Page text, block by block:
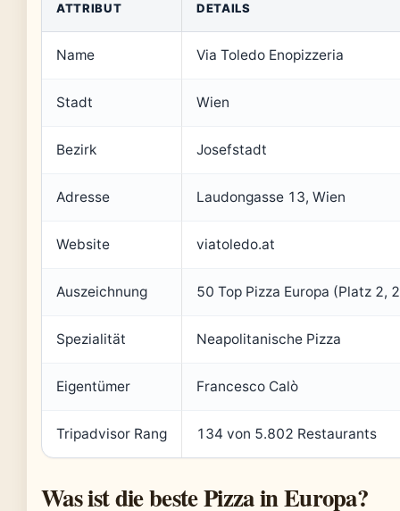
ATTRIBUT DETAILS
Name Via Toledo Enopizzeria
Stadt Wien
Bezirk Josefstadt
Adresse Laudongasse 13, Wien
Website viatoledo.at
Auszeichnung 50 Top Pizza Europa (Platz 2,
Spezialität Neapolitanische Pizza
Eigentümer Francesco Calò
Tripadvisor Rang 134 von 5.802 Restaurants
Was ist die beste Pizza in Europa?